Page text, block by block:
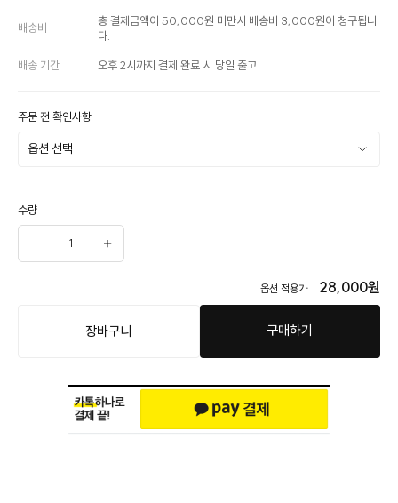
배송비
총 결제금액이 50,000원 미만시 배송비 3,000원이 청구됩니
다.
배송 기간 오후 2시까지 결제 완료 시 당일 출고
주문 전 확인사항
수량
옵션 적용가 28,000원
장바구니 구매하기